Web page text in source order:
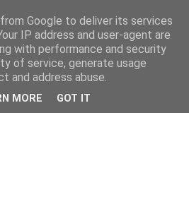
Google to deliver its services
IP address and user-agent are
with performance and security
of service, generate usage
and address abuse.
MORE GOT IT